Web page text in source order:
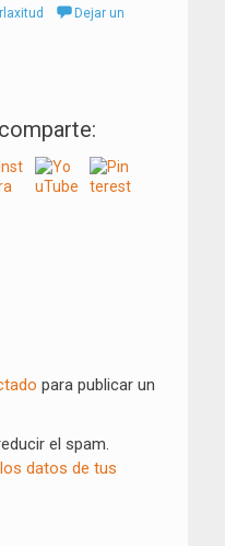
Dejar un
para publicar un
el spam.
datos de tus